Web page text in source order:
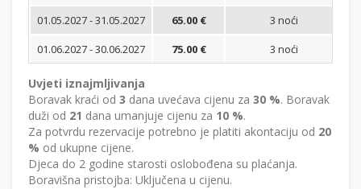
01.05.2027 - 31.05.2027
65.00 € 3 noći
01.06.2027 - 30.06.2027
75.00 € 3 noći
Uvjeti iznajmljivanja
Boravak kraći od 3 dana uvećava cijenu za 30 %. Boravak
duži od 21 dana umanjuje cijenu za 10 %.
Za potvrdu rezervacije potrebno je platiti akontaciju od 20
% od ukupne cijene.
Djeca do 2 godine starosti oslobođena su plaćanja.
Boravišna pristojba: Uključena u cijenu.